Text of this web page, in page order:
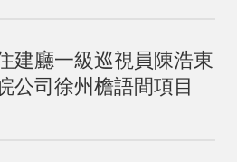
建廳一級巡視員陳浩東
公司徐州檐語間項目